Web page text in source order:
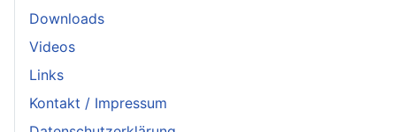
Downloads
Videos
Links
Kontakt / Impressum